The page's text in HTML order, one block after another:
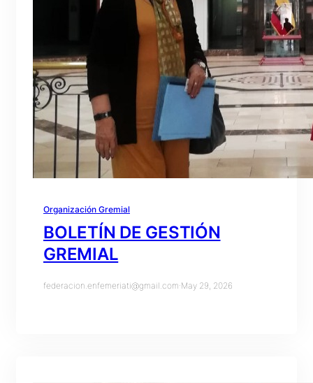
Organización Gremial
BOLETÍN DE GESTIÓN
GREMIAL
federacion.enfemeriati@gmail.com·May 29, 2026